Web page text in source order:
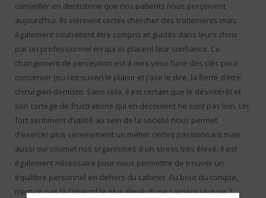
conseiller en dentisterie que nos patients nous perçoivent
aujourd’hui. Ils viennent certes chercher des traitements mais
également souhaitent être compris et guidés dans leurs choix
par un professionnel en qui ils placent leur confiance. Ce
changement de perception est à mes yeux l’une des clés pour
conserver (ou retrouver) le plaisir et j’ose le dire, la fierté d’être
chirurgien-dentiste. Sans cela, il est certain que le désintérêt et
son cortège de frustrations qui en découlent ne sont pas loin. Un
fort sentiment d’utilité au sein de la société nous permet
d’exercer plus sereinement un métier certes passionnant mais
aussi qui soumet nos organismes à un stress très élevé. Il est
également nécessaire pour nous permettre de trouver un
équilibre personnel en dehors du cabinet. Au bout du compte,
n’est-ce pas là l’objectif le plus élevé d’une carrière réussie ?